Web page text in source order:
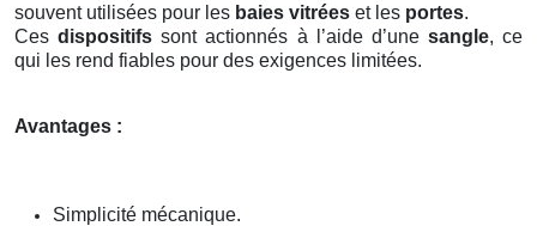
souvent utilisées pour les baies vitrées et les portes.
Cesdispositifs sont actionnés à l’aide d’une sangle, ce
qui les rend fiables pour des exigences limitées.
Avantages :
Simplicité mécanique.